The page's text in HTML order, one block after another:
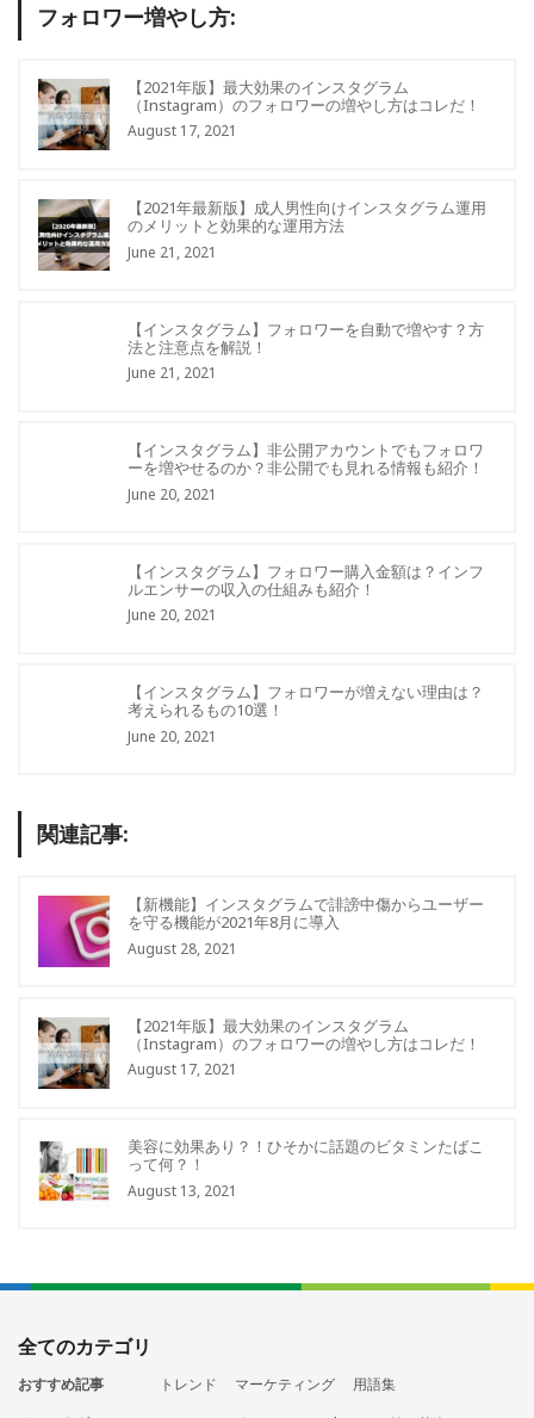
フォロワー増やし方:
【2021年版】最大効果のインスタグラム
（Instagram）のフォロワーの増やし方はコレだ！
August 17, 2021
【2021年最新版】成人男性向けインスタグラム運用
のメリットと効果的な運用方法
June 21, 2021
【インスタグラム】フォロワーを自動で増やす？方
法と注意点を解説！
June 21, 2021
【インスタグラム】非公開アカウントでもフォロワ
ーを増やせるのか？非公開でも見れる情報も紹介！
June 20, 2021
【インスタグラム】フォロワー購入金額は？インフ
ルエンサーの収入の仕組みも紹介！
June 20, 2021
【インスタグラム】フォロワーが増えない理由は？
考えられるもの10選！
June 20, 2021
関連記事:
【新機能】インスタグラムで誹謗中傷からユーザー
を守る機能が2021年8月に導入
August 28, 2021
【2021年版】最大効果のインスタグラム
（Instagram）のフォロワーの増やし方はコレだ！
August 17, 2021
美容に効果あり？！ひそかに話題のビタミンたばこ
って何？！
August 13, 2021
全てのカテゴリ
おすすめ記事 トレンド マーケティング
用語集